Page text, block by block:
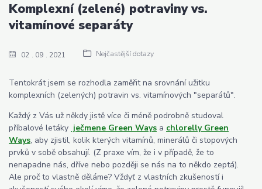
02 09 2021 Nejčastější dotazy
Komplexní (zelené) potraviny vs.
vitamínové separáty
Tentokrát jsem se rozhodla zaměřit na srovnání užitku
komplexních (zelených) potravin vs. vitamínových "separátů".
Každý z Vás už někdy jistě více či méně podrobně studoval
příbalové letáky ječmene Green Ways a chlorelly Green
Ways, aby zjistil, kolik kterých vitamínů, minerálů či stopových
prvků v sobě obsahují. (Z praxe vím, že i v případě, že to
nenapadne nás, dříve nebo později se nás na to někdo zeptá).
Ale proč to vlastně děláme? Vždyť z vlastních zkušeností i